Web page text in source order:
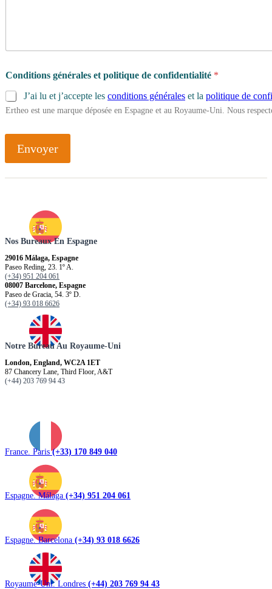
Conditions générales et politique de confidentialité *
J’ai lu et j’accepte les conditions générales et la politique de
Ertheo est une marque déposée en Espagne et au Royaume-Uni. Nous
Envoyer
Nos Bureaux En Espagne
29016 Málaga, Espagne
Paseo Reding, 23. 1º A.
(+34) 951 204 061
08007 Barcelone, Espagne
Paseo de Gracia, 54. 3º D.
(+34) 93 018 6626
Notre Bureau Au Royaume-Uni
London, England, WC2A 1ET
87 Chancery Lane, Third Floor, A&T
(+44) 203 769 94 43
France. Paris(+33) 170 849 040
Espagne. Málaga (+34) 951 204 061
Espagne. Barcelona (+34) 93 018 6626
Royaume-Uni. Londres (+44) 203 769 94 43